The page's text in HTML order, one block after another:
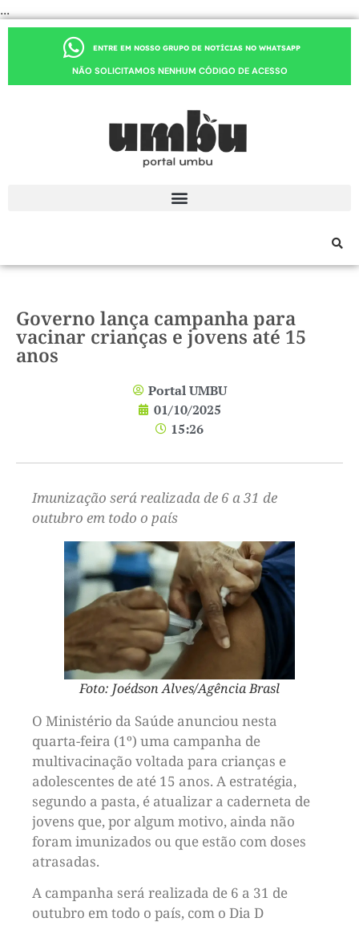
...
ENTRE EM NOSSO GRUPO DE NOTÍCIAS NO WHATSAPP
NÃO SOLICITAMOS NENHUM CÓDIGO DE ACESSO
Governo lança campanha para
vacinar crianças e jovens até 15
anos
Portal UMBU
01/10/2025
15:26
Imunização será realizada de 6 a 31 de
outubro em todo o país
Foto: Joédson Alves/Agência Brasl
O Ministério da Saúde anunciou nesta
quarta-feira (1º) uma campanha de
multivacinação voltada para crianças e
adolescentes de até 15 anos. A estratégia,
segundo a pasta, é atualizar a caderneta de
jovens que, por algum motivo, ainda não
foram imunizados ou que estão com doses
atrasadas.
A campanha será realizada de 6 a 31 de
outubro em todo o país, com o Dia D